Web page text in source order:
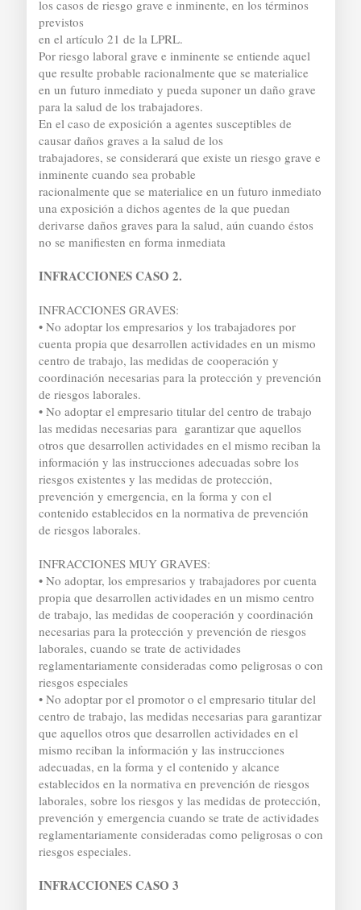
los casos de riesgo grave e inminente, en los términos
previstos
en el artículo 21 de la LPRL.
Por riesgo laboral grave e inminente se entiende aquel
que resulte probable racionalmente que se materialice
en un futuro inmediato y pueda suponer un daño grave
para la salud de los trabajadores.
En el caso de exposición a agentes susceptibles de
causar daños graves a la salud de los
trabajadores, se considerará que existe un riesgo grave e
inminente cuando sea probable
racionalmente que se materialice en un futuro inmediato
una exposición a dichos agentes de la que puedan
derivarse daños graves para la salud, aún cuando éstos
no se manifiesten en forma inmediata
INFRACCIONES CASO 2.
INFRACCIONES GRAVES:
• No adoptar los empresarios y los trabajadores por
cuenta propia que desarrollen actividades en un mismo
centro de trabajo, las medidas de cooperación y
coordinación necesarias para la protección y prevención
de riesgos laborales.
• No adoptar el empresario titular del centro de trabajo
las medidas necesarias para garantizar que aquellos
otros que desarrollen actividades en el mismo reciban la
información y las instrucciones adecuadas sobre los
riesgos existentes y las medidas de protección,
prevención y emergencia, en la forma y con el
contenido establecidos en la normativa de prevención
de riesgos laborales.
INFRACCIONES MUY GRAVES:
• No adoptar, los empresarios y trabajadores por cuenta
propia que desarrollen actividades en un mismo centro
de trabajo, las medidas de cooperación y coordinación
necesarias para la protección y prevención de riesgos
laborales, cuando se trate de actividades
reglamentariamente consideradas como peligrosas o con
riesgos especiales
• No adoptar por el promotor o el empresario titular del
centro de trabajo, las medidas necesarias para garantizar
que aquellos otros que desarrollen actividades en el
mismo reciban la información y las instrucciones
adecuadas, en la forma y el contenido y alcance
establecidos en la normativa en prevención de riesgos
laborales, sobre los riesgos y las medidas de protección,
prevención y emergencia cuando se trate de actividades
reglamentariamente consideradas como peligrosas o con
riesgos especiales.
INFRACCIONES CASO 3